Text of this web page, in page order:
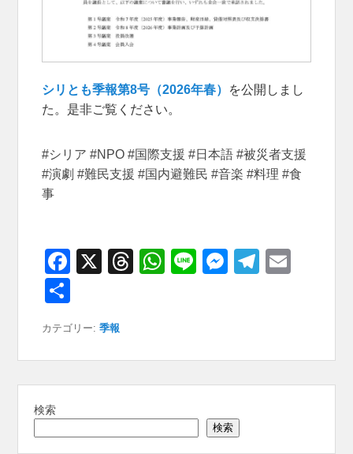
シリとも季報第8号（2026年春） を公開しまし
た。是非ご覧ください。
#シリア #NPO #国際支援 #日本語 #被災者支援
#演劇 #難民支援 #国内避難民 #音楽 #料理 #食
事
F
e
b
o
o
k
X
T
d
s
W
A
p
p
Li
M
n
g
er
T
a
m
有
カテゴリー: 季報
検索
検索